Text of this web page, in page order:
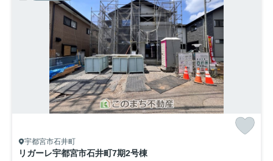
宇都宮市石井町
リガーレ宇都宮市石井町7期2号棟